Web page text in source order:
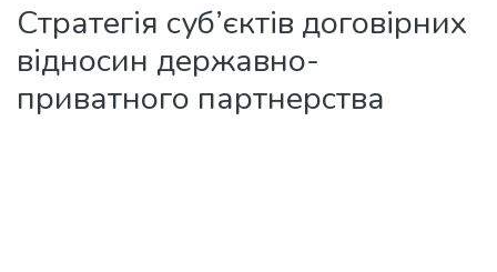
Стратегія суб’єктів договірних
відносин державно-
приватного партнерства